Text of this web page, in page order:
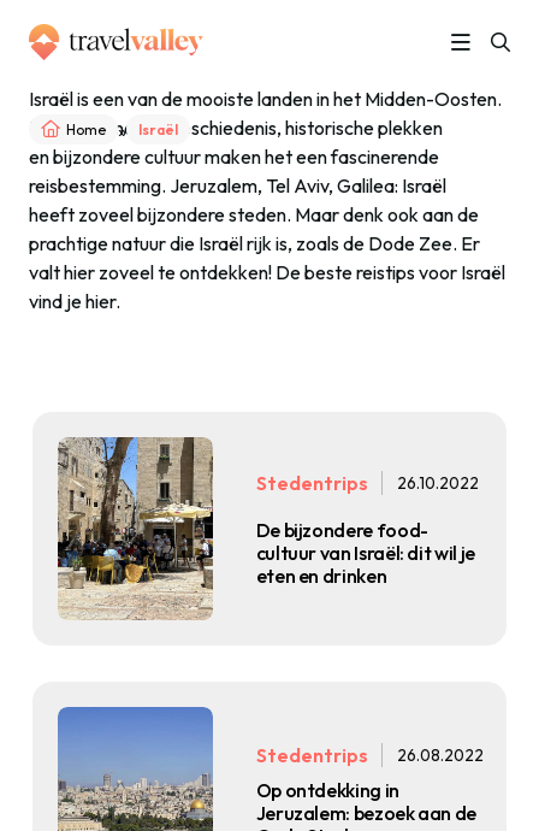
Home » Israël
Israël is een van de mooiste landen in het Midden-Oosten.
De eeuwenoude geschiedenis, historische plekken
en bijzondere cultuur maken het een fascinerende
reisbestemming. Jeruzalem, Tel Aviv, Galilea: Israël
heeft zoveel bijzondere steden. Maar denk ook aan de
prachtige natuur die Israël rijk is, zoals de Dode Zee. Er
valt hier zoveel te ontdekken! De beste reistips voor Israël
vind je hier.
De bijzondere food-
cultuur van Israël: dit wil je
eten en drinken
Stedentrips 26.10.2022
Stedentrips 26.08.2022
Op ontdekking in
Jeruzalem: bezoek aan de